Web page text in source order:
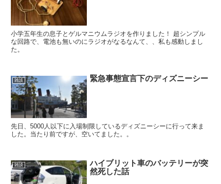
小学五年生の息子とゲルマニウムラジオを作りました！ 超シンプル
な回路で、電池も無いのにラジオがなるなんて、、私も感動しまし
た。
雑談 緊急事態宣言下のディズニーシー
先日、5000人以下に入場制限しているディズニーシーに行って来ま
した。当たり前ですが、空いてました。。
雑談
ハイブリット車のバッテリーが突
然死した話